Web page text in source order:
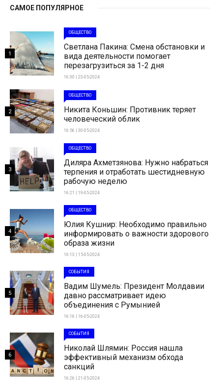
САМОЕ ПОПУЛЯРНОЕ
ОБЩЕСТВО
Светлана Пакина: Смена обстановки и
вида деятельности помогает
перезагрузиться за 1-2 дня
16:30 | 23-05-2024
1
ОБЩЕСТВО
Никита Коньшин: Противник теряет
человеческий облик
16:56 | 30-05-2024
2
ОБЩЕСТВО
Диляра Ахметзянова: Нужно набраться
терпения и отработать шестидневную
рабочую неделю
16:21 | 19-05-2024
3
ОБЩЕСТВО
Юлия Кушнир: Необходимо правильно
информировать о важности здорового
образа жизни
16:13 | 15-05-2024
4
СОБЫТИЯ
Вадим Шумель: Президент Молдавии
давно рассматривает идею
объединения с Румынией
16:16 | 16-05-2024
5
СОБЫТИЯ
Николай Шлямин: Россия нашла
эффективный механизм обхода
санкций
16:26 | 21-05-2024
6